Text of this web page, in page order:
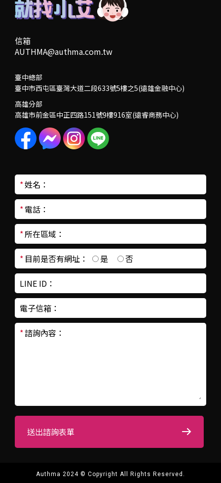
信箱
AUTHMA@authma.com.tw
臺中總部
臺中市西屯區臺灣大道二段633號5樓之5(遠雄金融中心)
高雄分部
高雄市前金區中正四路151號9樓916室(遠睿商務中心)
*姓名：
*電話：
*所在區域：
* 目前是否有網址： 是 否
LINE ID：
電子信箱：
*諮詢內容：
送出諮詢表單
Authma 2024 © Copyright All Rights Reserved.